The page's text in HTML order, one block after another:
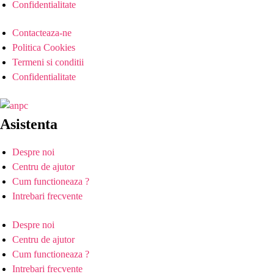
Confidentialitate
Contacteaza-ne
Politica Cookies
Termeni si conditii
Confidentialitate
Asistenta
Despre noi
Centru de ajutor
Cum functioneaza ?
Intrebari frecvente
Despre noi
Centru de ajutor
Cum functioneaza ?
Intrebari frecvente